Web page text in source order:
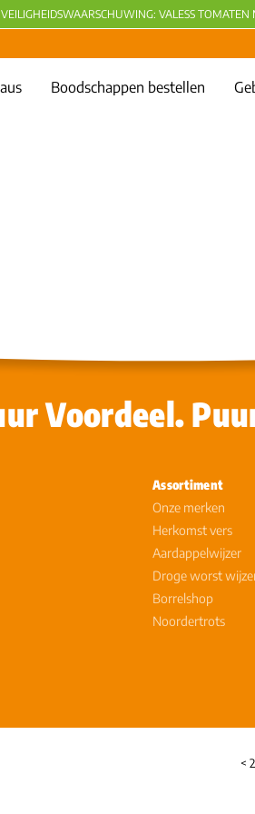
VEILIGHEIDSWAARSCHUWING: VALESS
Boodschappen bestellen
Voordeel.
Assortiment
Onze merken
Herkomst vers
Aardappelwijzer
Droge worst
Borrelshop
Noordertrots
<